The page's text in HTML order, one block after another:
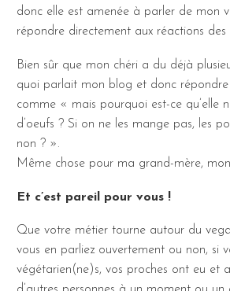
donc elle est amenée à parler de mon
répondre directement aux réactions des
Bien sûr que mon chéri a du déjà
quoi parlait mon blog et donc répondre
comme « mais pourquoi est-ce qu’elle
d’oeufs ? Si on ne les mange pas, les
non ? ».
Même chose pour ma grand-mère,
Et c’est pareil pour vous !
Que votre métier tourne autour du
vous en parliez ouvertement ou non, si
végétarien(ne)s, vos proches ont eu et